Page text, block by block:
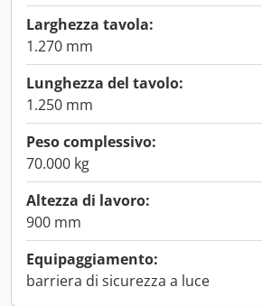
Larghezza tavola:
1.270 mm
Lunghezza del tavolo:
1.250 mm
Peso complessivo:
70.000 kg
Altezza di lavoro:
900 mm
Equipaggiamento:
barriera di sicurezza a luce